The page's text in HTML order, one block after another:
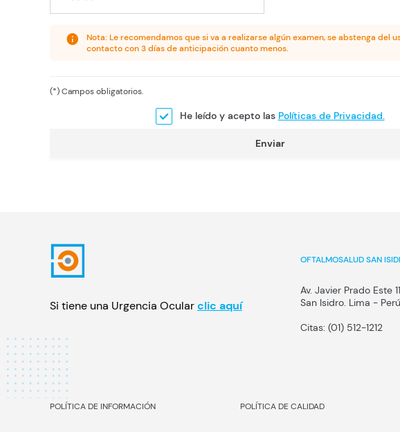
Nota: Le recomendamos que si va a realizarse algún examen, se abstenga del
contacto con 3 días de anticipación cuanto menos.
(*) Campos obligatorios.
He leído y acepto las Políticas de Privacidad.
Enviar
Si tiene una Urgencia Ocularclic aquí
OFTALMOSALUD SAN
Av. Javier Prado Este
San Isidro. Lima - Perú
Citas: (01) 512-1212
POLÍTICA DE INFORMACIÓN POLÍTICA DE CALIDAD